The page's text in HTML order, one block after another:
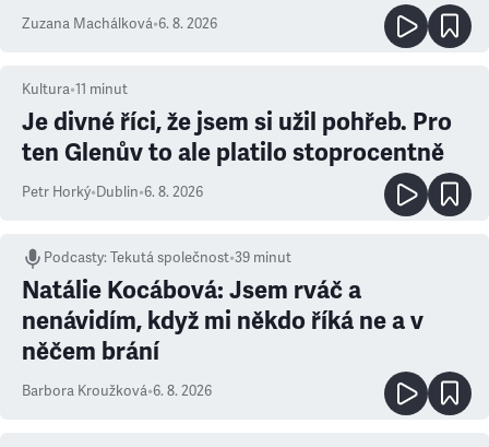
Zuzana Machálková•6. 8. 2026
Kultura•11 minut
Je divné říci, že jsem si užil pohřeb. Pro
ten Glenův to ale platilo stoprocentně
Petr Horký•Dublin•6. 8. 2026
Podcasty:Tekutá společnost•39 minut
Natálie Kocábová: Jsem rváč a
nenávidím, když mi někdo říká ne a v
něčem brání
Barbora Kroužková•6. 8. 2026